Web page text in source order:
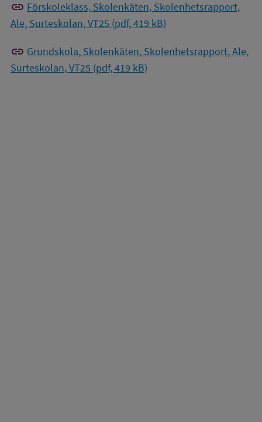
link Förskoleklass, Skolenkäten, Skolenhetsrapport,
Ale, Surteskolan, VT25 (pdf, 419 kB)
link Grundskola, Skolenkäten, Skolenhetsrapport, Ale,
Surteskolan, VT25 (pdf, 419 kB)